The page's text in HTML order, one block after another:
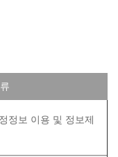
정보 이용 및 정보제